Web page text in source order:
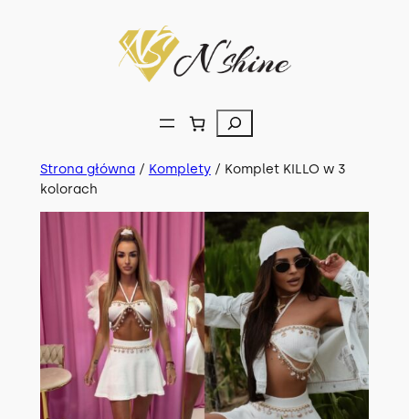
Szukaj
Strona główna/ Komplety/ Komplet KILLO w 3
kolorach